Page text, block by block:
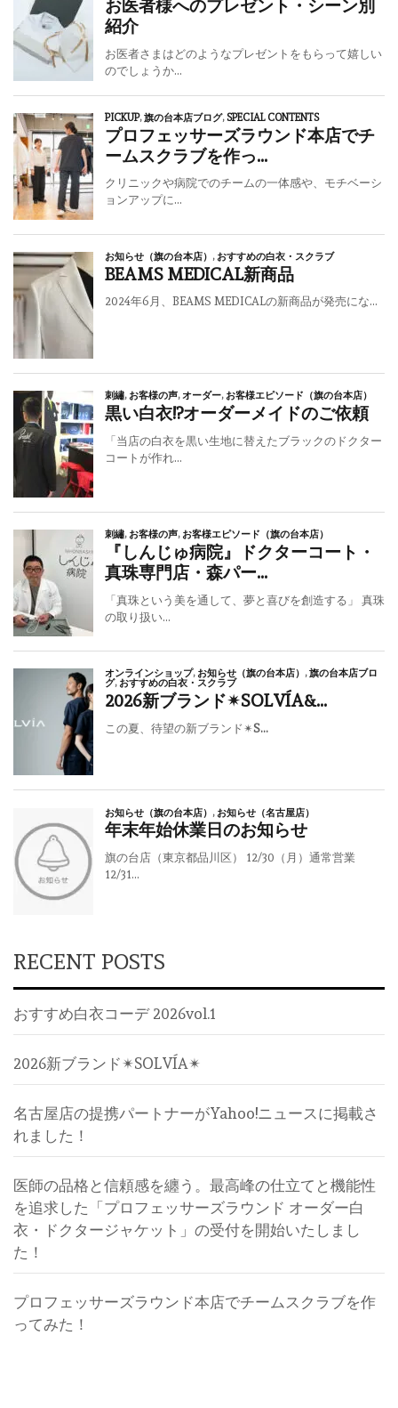
RECENT POSTS
おすすめ白衣コーデ 2026vol.1
2026新ブランド✴︎SOLVÍA✴︎
名古屋店の提携パートナーがYahoo!ニュースに掲載さ
れました！
医師の品格と信頼感を纏う。最高峰の仕立てと機能性
を追求した「プロフェッサーズラウンド オーダー白
衣・ドクタージャケット」の受付を開始いたしまし
た！
プロフェッサーズラウンド本店でチームスクラブを作
ってみた！